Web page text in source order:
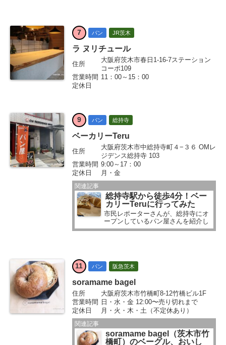
7 パン JR茨木
ラ ヌリチュール
住所
大阪府茨木市春日1-16-7ステーション
コーポ109
営業時間 11：00～15：00
定休日
9 パン 総持寺
ベーカリーTeru
住所
大阪府茨木市中総持寺町４−３６ OMレ
ジデンス総持寺 103
営業時間 9:00～17：00
定休日
月・金
関連記事
総持寺駅から徒歩4分！ベー
カリーTeruに行ってみた
市民レポーターさんが、総持寺にオ
ープンしているパン屋さんを紹介し
てくれています。 素材をしっかり選
11 パン 阪急茨木
soramame bagel
住所
大阪府茨木市竹橋町8-12竹橋ビル1F
営業時間
日・水・金 12:00〜売り切れまで
定休日
月・火・木・土（不定休あり）
関連記事
soramame bagel（茨木市竹
橋町）のベーグル、おいし